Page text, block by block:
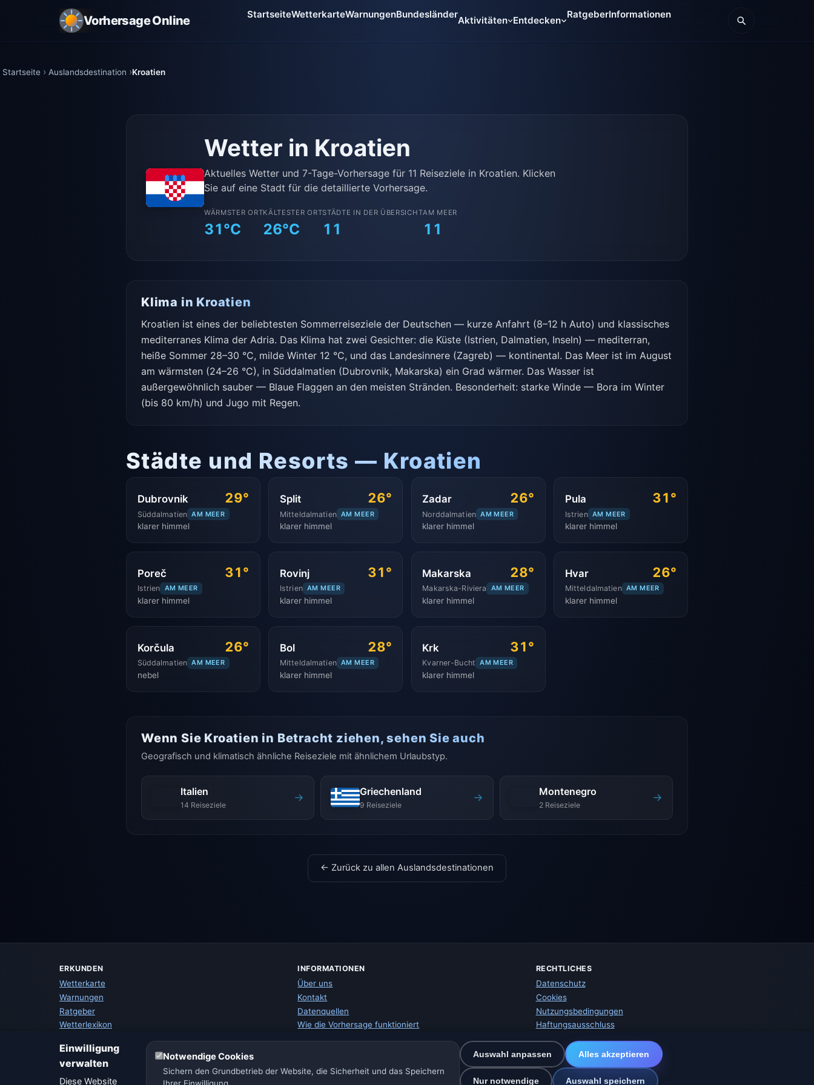
Vorhersage Online StartseiteWetterkarteWarnungenBundesländer
Aktivitäten Entdecken
RatgeberInformationen
Startseite Auslandsdestination Kroatien
Wetter in Kroatien
Aktuelles Wetter und 7-Tage-Vorhersage für 11 Reiseziele in Kroatien. Klicken
Sie auf eine Stadt für die detaillierte Vorhersage.
WÄRMSTER ORT
31°C
KÄLTESTER ORT
26°C
STÄDTE IN DER ÜBERSICHT
11
AM MEER
11
Klima in Kroatien
Kroatien ist eines der beliebtesten Sommerreiseziele der Deutschen — kurze Anfahrt (8–12 h Auto) und klassisches
mediterranes Klima der Adria. Das Klima hat zwei Gesichter: die Küste (Istrien, Dalmatien, Inseln) — mediterran,
heiße Sommer 28–30 °C, milde Winter 12 °C, und das Landesinnere (Zagreb) — kontinental. Das Meer ist im August
am wärmsten (24–26 °C), in Süddalmatien (Dubrovnik, Makarska) ein Grad wärmer. Das Wasser ist
außergewöhnlich sauber — Blaue Flaggen an den meisten Stränden. Besonderheit: starke Winde — Bora im Winter
(bis 80 km/h) und Jugo mit Regen.
Städte und Resorts — Kroatien
Dubrovnik 29°
Süddalmatien AM MEER
klarer himmel
Split 26°
Mitteldalmatien AM MEER
klarer himmel
Zadar 26°
Norddalmatien AM MEER
klarer himmel
Pula 31°
Istrien AM MEER
klarer himmel
Poreč 31°
Istrien AM MEER
klarer himmel
Rovinj 31°
Istrien AM MEER
klarer himmel
Makarska 28°
Makarska-Riviera AM MEER
klarer himmel
Hvar 26°
Mitteldalmatien AM MEER
klarer himmel
Korčula 26°
Süddalmatien AM MEER
nebel
Bol 28°
Mitteldalmatien AM MEER
klarer himmel
Krk 31°
Kvarner-Bucht AM MEER
klarer himmel
Wenn Sie Kroatien in Betracht ziehen, sehen Sie auch
Geografisch und klimatisch ähnliche Reiseziele mit ähnlichem Urlaubstyp.
Italien
14 Reiseziele
→ Griechenland
9 Reiseziele
→ Montenegro
2 Reiseziele
→
← Zurück zu allen Auslandsdestinationen
ERKUNDEN
Wetterkarte
Warnungen
Ratgeber
Wetterlexikon
Wetter-Widget
INFORMATIONEN
Über uns
Kontakt
Datenquellen
Wie die Vorhersage funktioniert
Wie wir mit Daten arbeiten
RECHTLICHES
Datenschutz
Cookies
Nutzungsbedingungen
Haftungsausschluss
Impressum
Wir helfen Tieren
Sitemap
Einstellungen
Einwilligung
verwalten
Diese Website
Notwendige Cookies
Sichern den Grundbetrieb der Website, die Sicherheit und das Speichern
Auswahl anpassen Alles akzeptieren
Nur notwendige Auswahl speichern